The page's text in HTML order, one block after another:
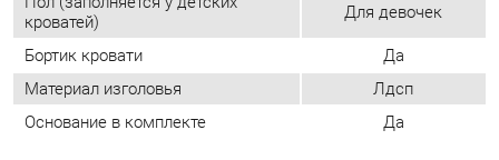
ОТЗЫВЫ
Пока нет отзывов, поделитесь первым своим мнением.